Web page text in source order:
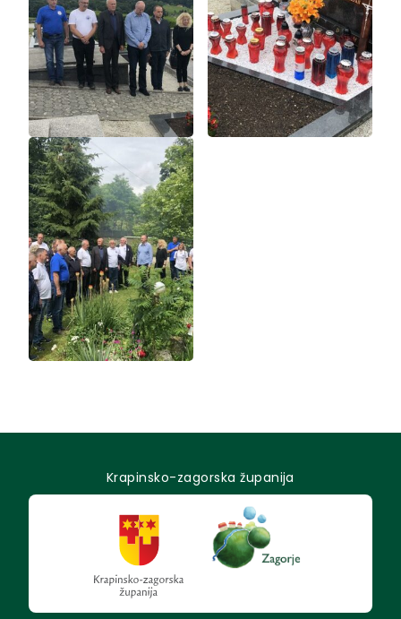
Krapinsko-zagorska županija